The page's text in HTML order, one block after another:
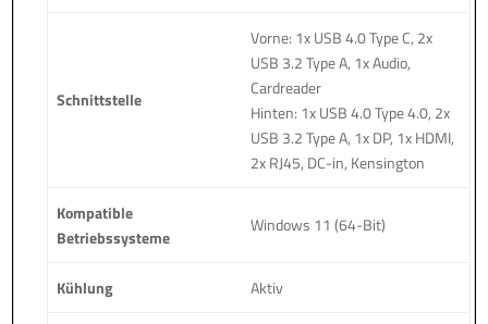
Schnittstelle
Vorne: 1x USB 4.0 Type C, 2x
USB 3.2 Type A, 1x Audio,
Cardreader
Hinten: 1x USB 4.0 Type 4.0, 2x
USB 3.2 Type A, 1x DP, 1x HDMI,
2x RJ45, DC-in, Kensington
Kompatible
Betriebssysteme
Windows 11 (64-Bit)
Kühlung Aktiv